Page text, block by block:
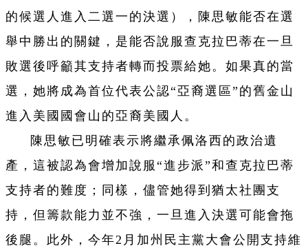
的候選人進入二選一的決選），陳思敏能否在選
舉中勝出的關鍵，是能否說服查克拉巴蒂在一旦
敗選後呼籲其支持者轉而投票給她。如果真的當
選，她將成為首位代表公認“亞裔選區”的舊金山
進入美國國會山的亞裔美國人。
陳思敏已明確表示將繼承佩洛西的政治遺
產，這被認為會增加說服“進步派”和查克拉巴蒂
支持者的難度；同樣，儘管她得到猶太社團支
持，但籌款能力並不強，一旦進入決選可能會拖
後腿。此外，今年2月加州民主黨大會公開支持維